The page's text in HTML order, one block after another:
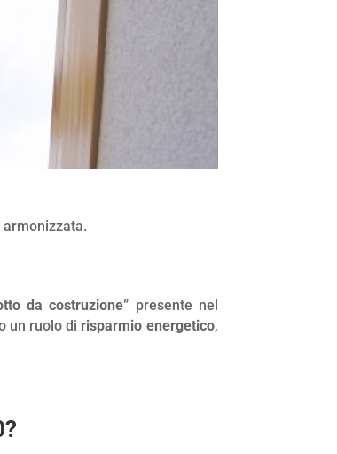
da costruzione” presente nel
un ruolo di risparmio energetico,